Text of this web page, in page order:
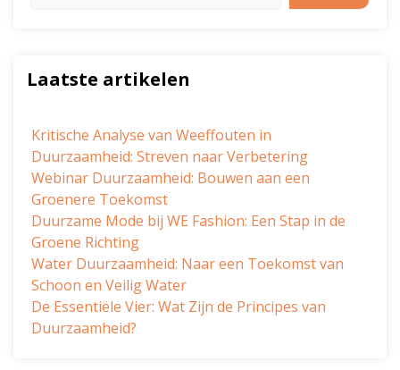
Laatste artikelen
Kritische Analyse van Weeffouten in
Duurzaamheid: Streven naar Verbetering
Webinar Duurzaamheid: Bouwen aan een
Groenere Toekomst
Duurzame Mode bij WE Fashion: Een Stap in de
Groene Richting
Water Duurzaamheid: Naar een Toekomst van
Schoon en Veilig Water
De Essentiële Vier: Wat Zijn de Principes van
Duurzaamheid?